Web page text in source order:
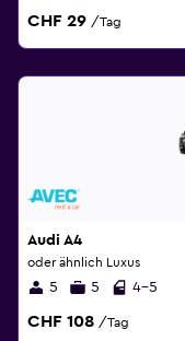
CHF 29 /Tag
Audi A4
oder ähnlich Luxus
5 5 4-5
CHF 108 /Tag